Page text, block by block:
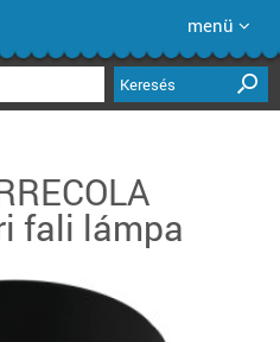
menü
Keresés
fali lámpa